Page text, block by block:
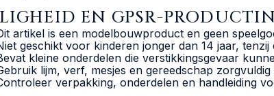
EN GPSR-
artikel is een modelbouwproduct en geen
geschikt voor kinderen jonger dan 14 jaar,
kleine onderdelen die verstikkingsgevaar
lijm, verf, mesjes en gereedschap
verpakking, onderdelen en handleiding